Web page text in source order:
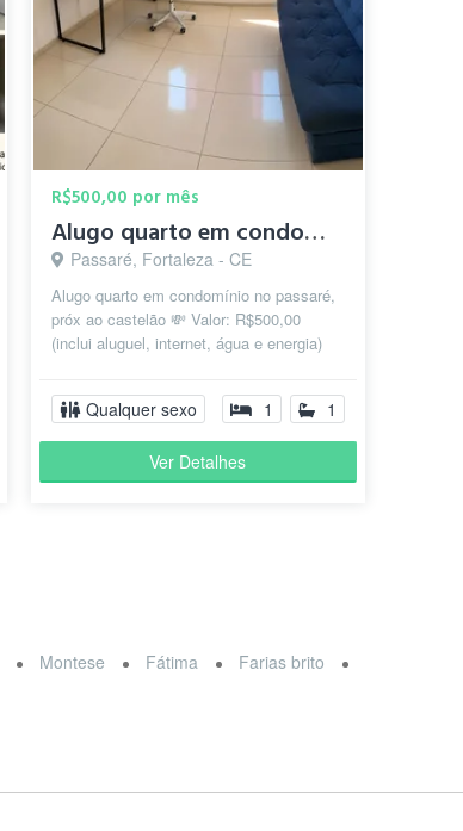
R$500,00 por mês
Alugo quarto em condomínio no Passaré próx ao Castelão
Passaré, Fortaleza - CE
Alugo quarto em condomínio no passaré,
próx ao castelão 💸 Valor: R$500,00
(inclui aluguel, internet, água e energia)
Qualquer sexo 1 1
Ver Detalhes
Montese Fátima
Farias brito